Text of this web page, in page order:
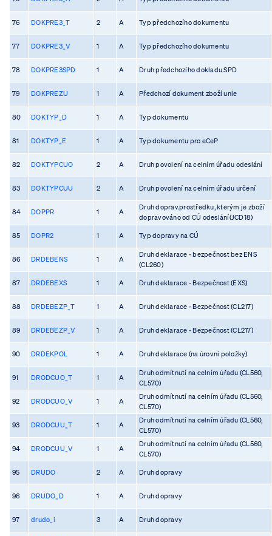
76 DOKPRE3_T 2 A Typ předchozího dokumentu
77 DOKPRE3_V 1 A Typ předchozího dokumentu
78 DOKPRE3SPD 1 A Druh předchozího dokladu SPD
79 DOKPREZU 1 A Předchozí dokument zboží unie
80 DOKTYP_D 1 A Typ dokumentu
81 DOKTYP_E 1 A Typ dokumentu pro eCeP
82 DOKTYPCUO 2 A Druh povolení na celním úřadu odeslání
83 DOKTYPCUU 2 A Druh povolení na celním úřadu určení
84 DOPPR 1 A
Druh doprav.prostředku, kterým je zboží
dopravováno od CÚ odeslání(JCD18)
85 DOPR2 1 A Typ dopravy na CÚ
86 DRDEBENS 1 A
Druh deklarace - bezpečnost bez ENS
(CL260)
87 DRDEBEXS 1 A Druh deklarace - Bezpečnost (EXS)
88 DRDEBEZP_T 1 A Druh deklarace - Bezpečnost (CL217)
89 DRDEBEZP_V 1 A Druh deklarace - Bezpečnost (CL217)
90 DRDEKPOL 1 A Druh deklarace (na úrovni položky)
91 DRODCUO_T 1 A
Druh odmítnutí na celním úřadu (CL560,
CL570)
92 DRODCUO_V 1 A
Druh odmítnutí na celním úřadu (CL560,
CL570)
93 DRODCUU_T 1 A
Druh odmítnutí na celním úřadu (CL560,
CL570)
94 DRODCUU_V 1 A
Druh odmítnutí na celním úřadu (CL560,
CL570)
95 DRUDO 2 A Druh dopravy
96 DRUDO_D 1 A Druh dopravy
97 drudo_i 3 A Druh dopravy